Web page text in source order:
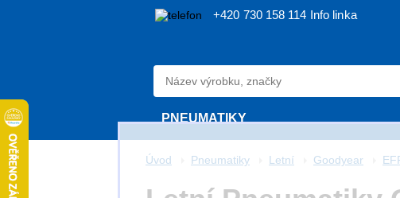
+420 730 158 114 Info linka
PNEUMATIKY
Úvod Pneumatiky Letní Goodyear